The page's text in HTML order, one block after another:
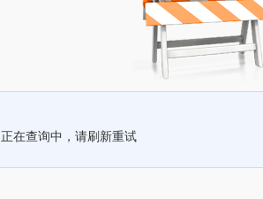
正在查询中，请刷新重试